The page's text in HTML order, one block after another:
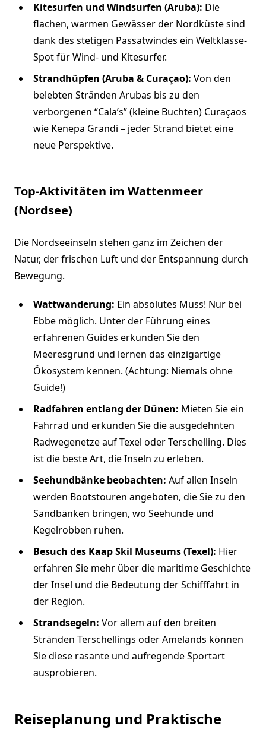
Kitesurfen und Windsurfen (Aruba): Die
flachen, warmen Gewässer der Nordküste sind
dank des stetigen Passatwindes ein Weltklasse-
Spot für Wind- und Kitesurfer.
Strandhüpfen (Aruba & Curaçao): Von den
belebten Stränden Arubas bis zu den
verborgenen “Cala’s” (kleine Buchten) Curaçaos
wie Kenepa Grandi – jeder Strand bietet eine
neue Perspektive.
Top-Aktivitäten im Wattenmeer
(Nordsee)
Die Nordseeinseln stehen ganz im Zeichen der
Natur, der frischen Luft und der Entspannung durch
Bewegung.
Wattwanderung: Ein absolutes Muss! Nur bei
Ebbe möglich. Unter der Führung eines
erfahrenen Guides erkunden Sie den
Meeresgrund und lernen das einzigartige
Ökosystem kennen. (Achtung: Niemals ohne
Guide!)
Radfahren entlang der Dünen: Mieten Sie ein
Fahrrad und erkunden Sie die ausgedehnten
Radwegenetze auf Texel oder Terschelling. Dies
ist die beste Art, die Inseln zu erleben.
Seehundbänke beobachten: Auf allen Inseln
werden Bootstouren angeboten, die Sie zu den
Sandbänken bringen, wo Seehunde und
Kegelrobben ruhen.
Besuch des Kaap Skil Museums (Texel): Hier
erfahren Sie mehr über die maritime Geschichte
der Insel und die Bedeutung der Schifffahrt in
der Region.
Strandsegeln: Vor allem auf den breiten
Stränden Terschellings oder Amelands können
Sie diese rasante und aufregende Sportart
ausprobieren.
Reiseplanung und Praktische